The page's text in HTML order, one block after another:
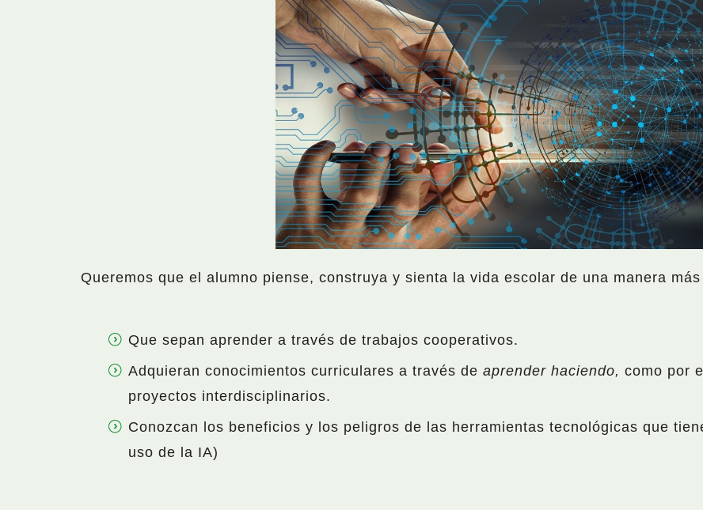
Queremos que el alumno piense, construya y sienta la vida escolar de una manera
Que sepan aprender a través de trabajos cooperativos.
Adquieran conocimientos curriculares a través de aprender haciendo, como por
proyectos interdisciplinarios.
Conozcan los beneficios y los peligros de las herramientas tecnológicas que
uso de la IA)